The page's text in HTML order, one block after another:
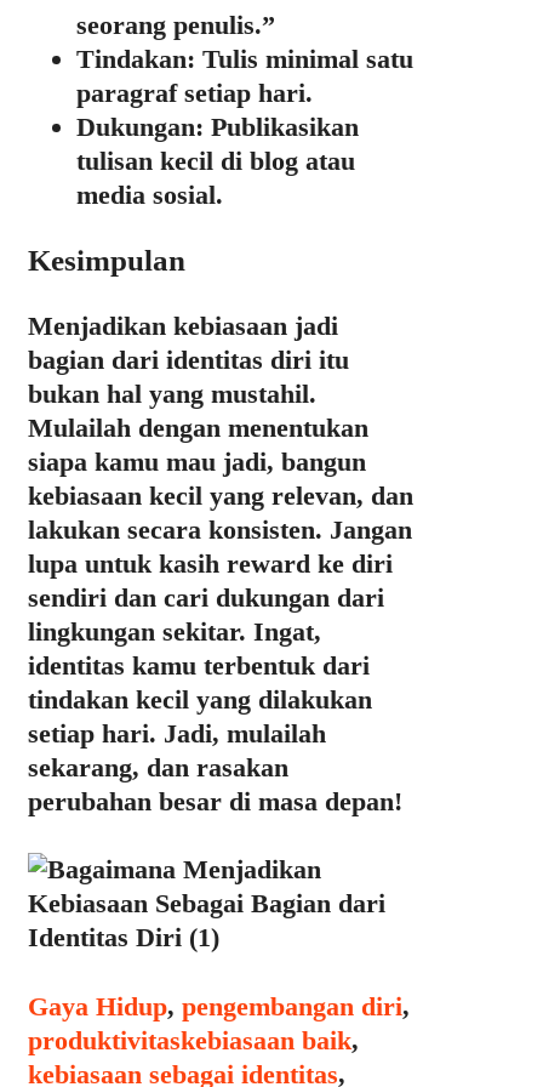
seorang penulis.”
Tindakan: Tulis minimal satu
paragraf setiap hari.
Dukungan: Publikasikan
tulisan kecil di blog atau
media sosial.
Kesimpulan
Menjadikan kebiasaan jadi
bagian dari identitas diri itu
bukan hal yang mustahil.
Mulailah dengan menentukan
siapa kamu mau jadi, bangun
kebiasaan kecil yang relevan, dan
lakukan secara konsisten. Jangan
lupa untuk kasih reward ke diri
sendiri dan cari dukungan dari
lingkungan sekitar. Ingat,
identitas kamu terbentuk dari
tindakan kecil yang dilakukan
setiap hari. Jadi, mulailah
sekarang, dan rasakan
perubahan besar di masa depan!
Categories
Gaya Hidup, pengembangan diri,
produktivitasTags
kebiasaan baik,
kebiasaan sebagai identitas,